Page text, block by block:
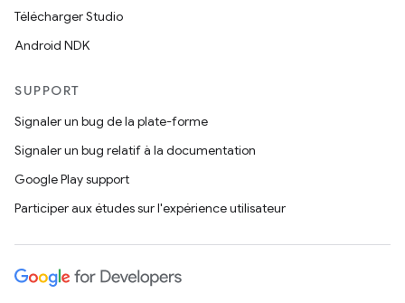
Télécharger Studio
Android NDK
SUPPORT
Signaler un bug de la plate-forme
Signaler un bug relatif à la documentation
Google Play support
Participer aux études sur l'expérience utilisateur